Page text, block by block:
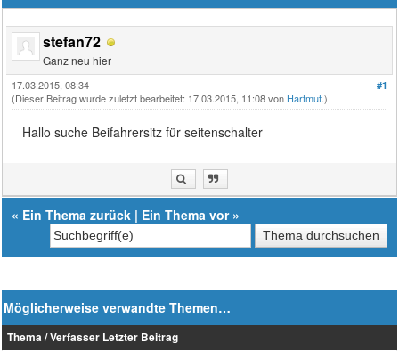
stefan72
Ganz neu hier
#1
17.03.2015, 08:34
(Dieser Beitrag wurde zuletzt bearbeitet: 17.03.2015, 11:08 von Hartmut.)
Hallo suche Beifahrersitz für seitenschalter
« Ein Thema zurück | Ein Thema vor»
Möglicherweise verwandte Themen…
Thema / Verfasser Letzter Beitrag